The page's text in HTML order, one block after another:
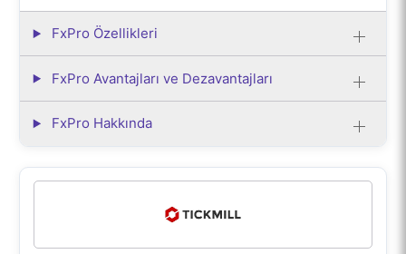
FxPro Özellikleri
FxPro Avantajları ve Dezavantajları
FxPro Hakkında